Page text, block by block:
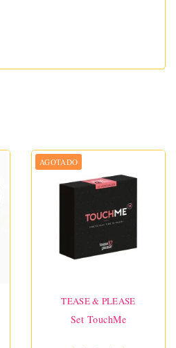
AGOTADO
TEASE & PLEASE
Set TouchMe